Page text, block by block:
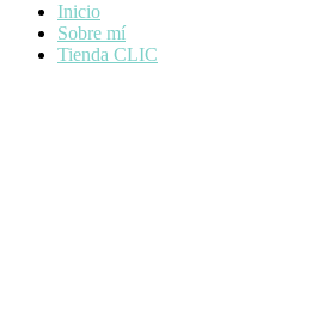
Inicio
Sobre mí
Tienda CLIC